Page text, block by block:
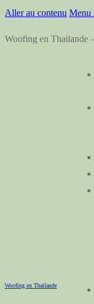
Aller au contenu Menu
Woofing en Thailande
Woofing en Thaïlande